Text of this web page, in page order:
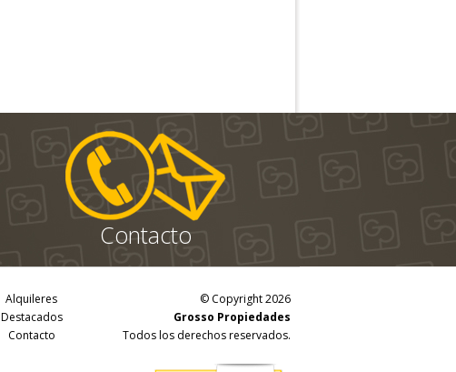
Contacto
Alquileres
Destacados
Contacto
© Copyright 2026
Grosso Propiedades
Todos los derechos reservados.